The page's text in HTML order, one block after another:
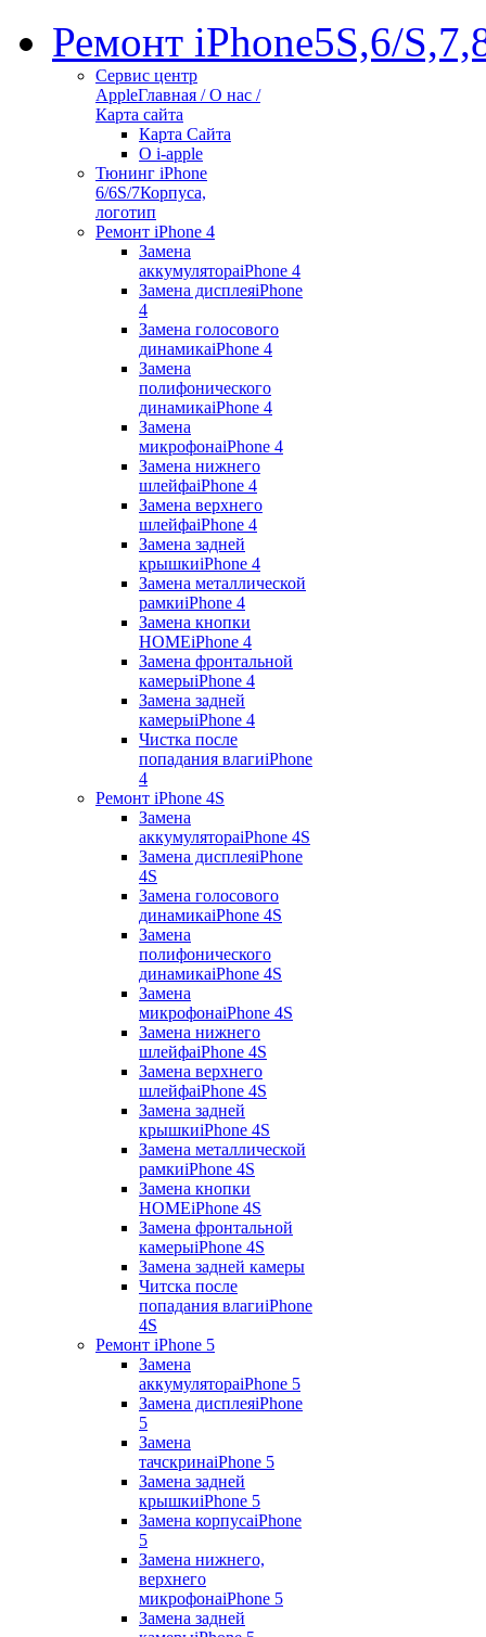
Ремонт iPhone5S,6/
Сервис центр
AppleГлавная / О нас /
Карта сайта
Карта Сайта
О i-apple
Тюнинг iPhone
6/6S/7Корпуса,
логотип
Ремонт iPhone 4
Замена
аккумулятораiPhone 4
Замена дисплеяiPhone
4
Замена голосового
динамикаiPhone 4
Замена
полифонического
динамикаiPhone 4
Замена
микрофонаiPhone 4
Замена нижнего
шлейфаiPhone 4
Замена верхнего
шлейфаiPhone 4
Замена задней
крышкиiPhone 4
Замена металлической
рамкиiPhone 4
Замена кнопки
HOMEiPhone 4
Замена фронтальной
камерыiPhone 4
Замена задней
камерыiPhone 4
Чистка после
попадания влагиiPhone
4
Ремонт iPhone 4S
Замена
аккумулятораiPhone 4S
Замена дисплеяiPhone
4S
Замена голосового
динамикаiPhone 4S
Замена
полифонического
динамикаiPhone 4S
Замена
микрофонаiPhone 4S
Замена нижнего
шлейфаiPhone 4S
Замена верхнего
шлейфаiPhone 4S
Замена задней
крышкиiPhone 4S
Замена металлической
рамкиiPhone 4S
Замена кнопки
HOMEiPhone 4S
Замена фронтальной
камерыiPhone 4S
Замена задней камеры
Читска после
попадания влагиiPhone
4S
Ремонт iPhone 5
Замена
аккумулятораiPhone 5
Замена дисплеяiPhone
5
Замена
тачскринаiPhone 5
Замена задней
крышкиiPhone 5
Замена корпусаiPhone
5
Замена нижнего,
верхнего
микрофонаiPhone 5
Замена задней